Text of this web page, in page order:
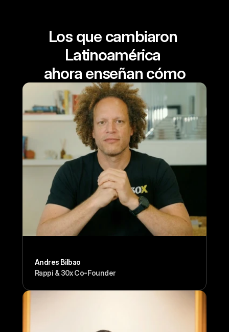
Los que cambiaron
Latinoamérica
ahora enseñan cómo
Andres Bilbao
Rappi & 30x Co-Founder